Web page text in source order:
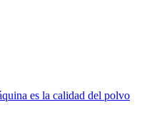
es la calidad del polvo